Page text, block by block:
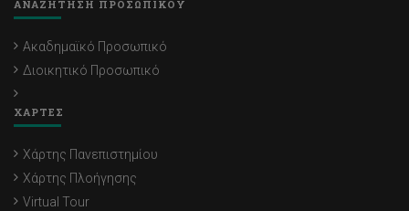
ΑΝΑΖΗΤΗΣΗ ΠΡΟΣΩΠΙΚΟΥ
Ακαδημαϊκό Προσωπικό
Διοικητικό Προσωπικό
ΧΑΡΤΕΣ
Χάρτης Πανεπιστημίου
Χάρτης Πλοήγησης
Virtual Tour